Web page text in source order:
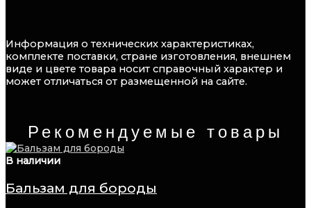
Информация о технических характеристиках,
комплекте поставки, стране изготовления, внешнем
виде и цвете товара носит справочный характер и
может отличаться от размещенной на сайте.
Рекомендуемые товары
В наличии
Бальзам для бороды